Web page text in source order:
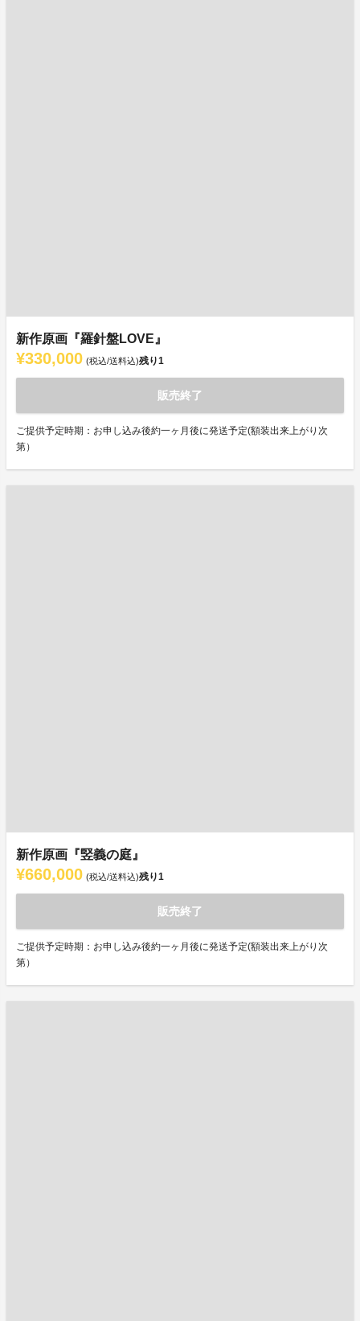
新作原画『羅針盤LOVE』
¥330,000 (税込/送料込)残り1
販売終了
ご提供予定時期：お申し込み後約一ヶ月後に発送予定(額装出来上がり次
第）
新作原画『竪義の庭』
¥660,000 (税込/送料込)残り1
販売終了
ご提供予定時期：お申し込み後約一ヶ月後に発送予定(額装出来上がり次
第）